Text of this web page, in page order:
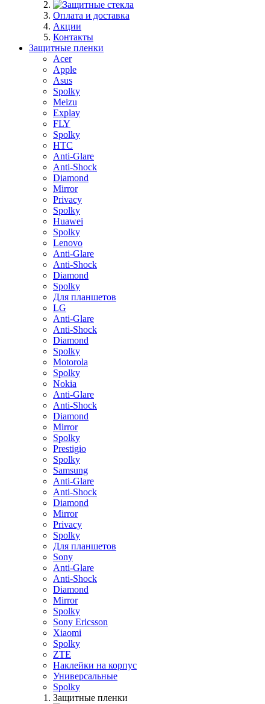
Оплата и доставка
Акции
Контакты
Защитные пленки
Acer
Apple
Asus
Spolky
Meizu
Explay
FLY
Spolky
HTC
Anti-Glare
Anti-Shock
Diamond
Mirror
Privacy
Spolky
Huawei
Spolky
Lenovo
Anti-Glare
Anti-Shock
Diamond
Spolky
Для планшетов
LG
Anti-Glare
Anti-Shock
Diamond
Spolky
Motorola
Spolky
Nokia
Anti-Glare
Anti-Shock
Diamond
Mirror
Spolky
Prestigio
Spolky
Samsung
Anti-Glare
Anti-Shock
Diamond
Mirror
Privacy
Spolky
Для планшетов
Sony
Anti-Glare
Anti-Shock
Diamond
Mirror
Spolky
Sony Ericsson
Xiaomi
Spolky
ZTE
Наклейки на корпус
Универсальные
Spolky
Защитные пленки